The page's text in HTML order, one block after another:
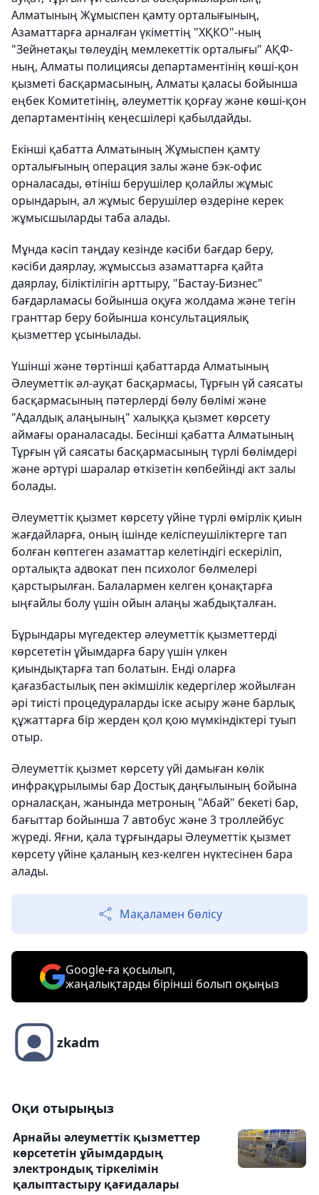
Алматының Жұмыспен қамту орталығының,
Азаматтарға арналған үкіметтің "ХҚКО"-ның
"Зейнетақы төлеудің мемлекеттік орталығы" АҚФ-
ның, Алматы полициясы департаментінің көші-қон
қызметі басқармасының, Алматы қаласы бойынша
еңбек Комитетінің, әлеуметтік қорғау және көші-қон
департаментінің кеңесшілері қабылдайды.
Екінші қабатта Алматының Жұмыспен қамту
орталығының операция залы және бэк-офис
орналасады, өтініш берушілер қолайлы жұмыс
орындарын, ал жұмыс берушілер өздеріне керек
жұмысшыларды таба алады.
Мұнда кәсіп таңдау кезінде кәсіби бағдар беру,
кәсіби даярлау, жұмыссыз азаматтарға қайта
даярлау, біліктілігін арттыру, "Бастау-Бизнес"
бағдарламасы бойынша оқуға жолдама және тегін
гранттар беру бойынша консультациялық
қызметтер ұсынылады.
Үшінші және төртінші қабаттарда Алматының
Әлеуметтік әл-ауқат басқармасы, Тұрғын үй саясаты
басқармасының пәтерлерді бөлу бөлімі және
"Адалдық алаңының" халыққа қызмет көрсету
аймағы ораналасады. Бесінші қабатта Алматының
Тұрғын үй саясаты басқармасының түрлі бөлімдері
және әртүрі шаралар өткізетін көпбейінді акт залы
болады.
Әлеуметтік қызмет көрсету үйіне түрлі өмірлік қиын
жағдайларға, оның ішінде келіспеушіліктерге тап
болған көптеген азаматтар келетіндігі ескеріліп,
орталықта адвокат пен психолог бөлмелері
қарстырылған. Балалармен келген қонақтарға
ыңғайлы болу үшін ойын алаңы жабдықталған.
Бұрындары мүгедектер әлеуметтік қызметтерді
көрсететін ұйымдарға бару үшін үлкен
қиындықтарға тап болатын. Енді оларға
қағазбастылық пен әкімшілік кедергілер жойылған
әрі тиісті процедураларды іске асыру және барлық
құжаттарға бір жерден қол қою мүмкіндіктері туып
отыр.
Әлеуметтік қызмет көрсету үйі дамыған көлік
инфрақұрылымы бар Достық даңғылының бойына
орналасқан, жанында метроның "Абай" бекеті бар,
бағыттар бойынша 7 автобус және 3 троллейбус
жүреді. Яғни, қала тұрғындары Әлеуметтік қызмет
көрсету үйіне қаланың кез-келген нүктесінен бара
алады.
Мақаламен бөлісу
Google-ға қосылып,
жаңалықтарды бірінші болып оқыңыз
zkadm
Оқи отырыңыз
Арнайы әлеуметтік қызметтер
көрсететін ұйымдардың
электрондық тіркелімін
қалыптастыру қағидалары